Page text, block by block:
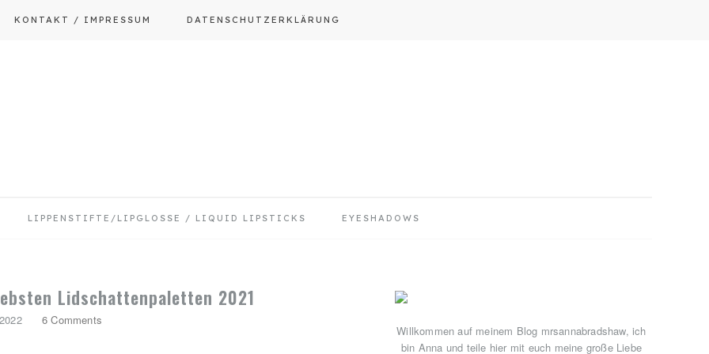
KONTAKT / IMPRESSUM DATENSCHUTZERKLÄRUNG
LIPPENSTIFTE/LIPGLOSSE / LIQUID LIPSTICKS EYESHADOWS
Lidschattenpaletten 2021
6 Comments
Primary
Sidebar
Willkommen auf meinem Blog mrsannabradshaw, ich
bin Anna und teile hier mit euch meine große Liebe